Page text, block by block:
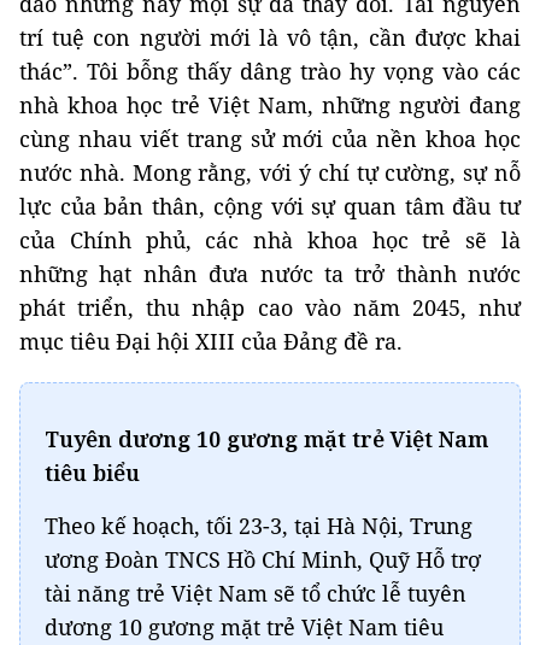
trí tuệ con người mới là vô tận, cần được khai
thác”. Tôi bỗng thấy dâng trào hy vọng vào các
nhà khoa học trẻ Việt Nam, những người đang
cùng nhau viết trang sử mới của nền khoa học
nước nhà. Mong rằng, với ý chí tự cường, sự nỗ
lực của bản thân, cộng với sự quan tâm đầu tư
của Chính phủ, các nhà khoa học trẻ sẽ là
những hạt nhân đưa nước ta trở thành nước
phát triển, thu nhập cao vào năm 2045, như
mục tiêu Đại hội XIII của Đảng đề ra.
Tuyên dương 10 gương mặt trẻ Việt Nam
tiêu biểu
Theo kế hoạch, tối 23-3, tại Hà Nội, Trung
ương Đoàn TNCS Hồ Chí Minh, Quỹ Hỗ trợ
tài năng trẻ Việt Nam sẽ tổ chức lễ tuyên
dương 10 gương mặt trẻ Việt Nam tiêu